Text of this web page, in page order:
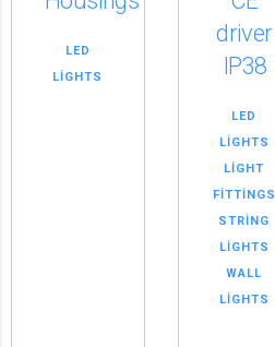
LED
LIGHTS
driver
IP38
LED
LIGHTS
LIGHT
FITTINGS
STRING
LIGHTS
WALL
LIGHTS